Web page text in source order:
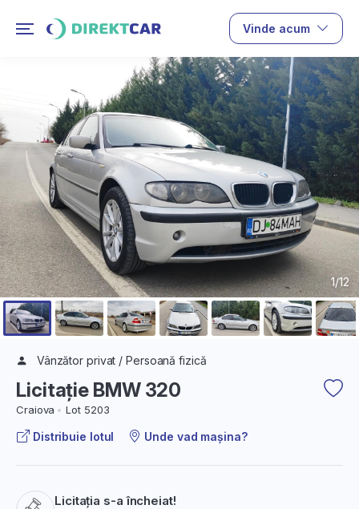
Vinde acum
Licitație BMW 320
Craiova Lot 5203
1/12
Vânzător privat / Persoană fizică
Distribuie lotul Unde vad mașina?
Licitația s-a încheiat!